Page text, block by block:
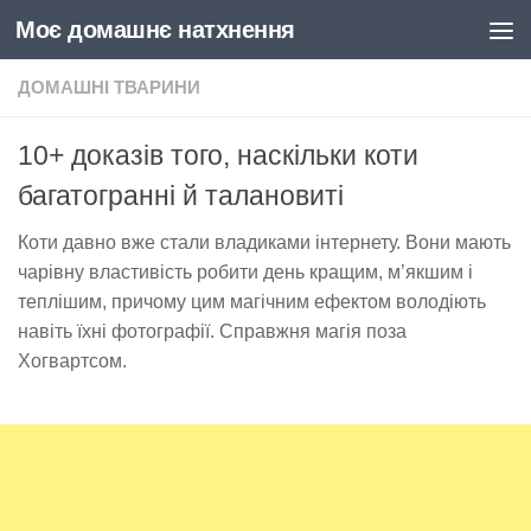
Skip to content
Моє домашнє натхнення
ДОМАШНІ ТВАРИНИ
10+ доказів того, наскільки коти
багатогранні й талановиті
Коти давно вже стали владиками інтернету. Вони мають
чарівну властивість робити день кращим, м’якшим і
теплішим, причому цим магічним ефектом володіють
навіть їхні фотографії. Справжня магія поза
Хогвартсом.